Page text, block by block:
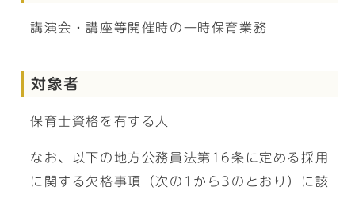
講演会・講座等開催時の一時保育業務
対象者
保育士資格を有する人
なお、以下の地方公務員法第16条に定める採用
に関する欠格事項（次の1から3のとおり）に該